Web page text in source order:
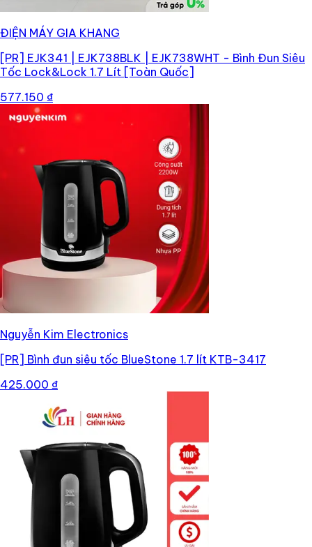
ĐIỆN MÁY GIA KHANG
[PR] EJK341 | EJK738BLK | EJK738WHT - Bình Đun Siêu
Tốc Lock&Lock 1.7 Lít [Toàn Quốc]
577.150 ₫
Nguyễn Kim Electronics
[PR] Bình đun siêu tốc BlueStone 1.7 lít KTB-3417
425.000 ₫